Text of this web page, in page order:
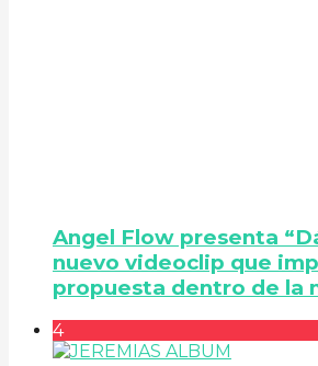
Angel Flow presenta
nuevo videoclip que
propuesta dentro de la
4